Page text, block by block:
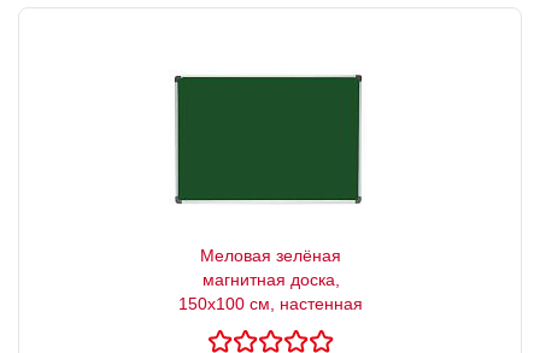
Меловая зелёная
магнитная доска,
150x100 см, настенная